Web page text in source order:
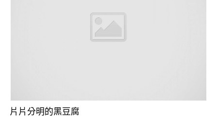
片片分明的黑豆腐